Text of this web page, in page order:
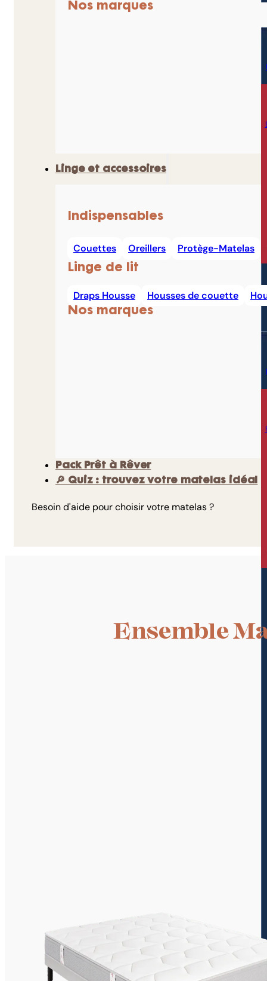
Nos marques
Linge et accessoires
Indispensables
Couettes Oreillers Protège-Matelas
Linge de lit
Draps Housse Housses de couette
Nos marques
Pack Prêt à Rêver
🔎 Quiz : trouvez votre matelas idéal
Besoin d'aide pour choisir votre matelas ?
Ensemble